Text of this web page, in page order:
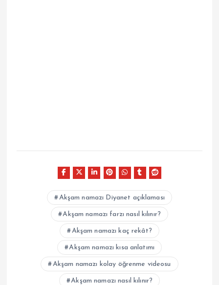
Akşam namazı Diyanet açıklaması
Akşam namazı farzı nasıl kılınır?
Akşam namazı kaç rekât?
Akşam namazı kısa anlatımı
Akşam namazı kolay öğrenme videosu
Akşam namazı nasıl kılınır?